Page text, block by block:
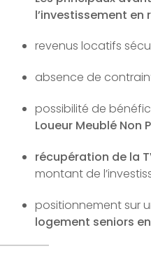
l’investissement en
revenus locatifs
absence de
possibilité de
Loueur Meublé Non
récupération de la
montant de
positionnement sur
logement seniors